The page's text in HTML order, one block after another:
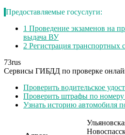
Предоставляемые госуслуги:
1 Проведение экзаменов на
выдача ВУ
2 Регистрация транспортных
73rus
Сервисы ГИБДД по проверке
Проверить водительское
Проверить штрафы по номеру
Узнать историю автомобиля